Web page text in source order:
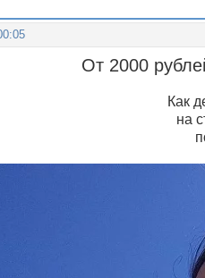
От 2000
Как
на